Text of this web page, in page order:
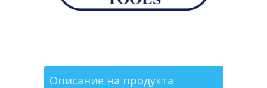
Описание на продукта